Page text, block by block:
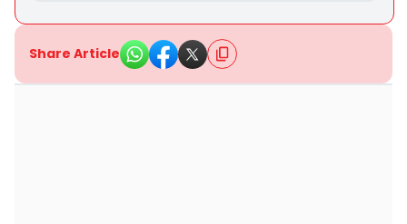
Share Article